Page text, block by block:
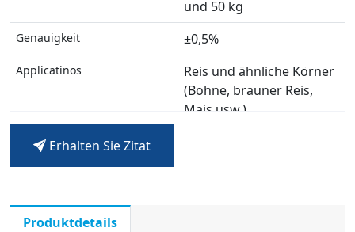
und 50 kg
Genauigkeit ±0,5%
Applicatinos
Reis und ähnliche Körner
(Bohne, brauner Reis,
Mais usw.)
Erhalten Sie Zitat
Produktdetails